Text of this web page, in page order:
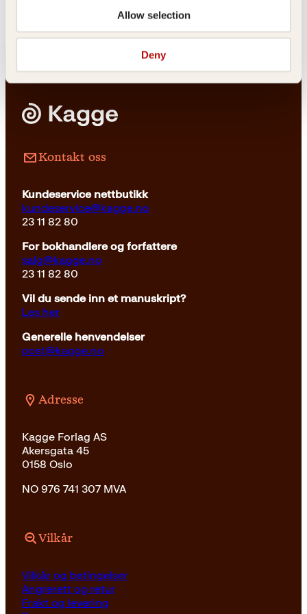
Allow selection
Deny
Kontakt oss
Kundeservice nettbutikk
kundeservice@kagge.no
23 11 82 80
For bokhandlere og forfattere
salg@kagge.no
23 11 82 80
Vil du sende inn et manuskript?
Les her
Generelle henvendelser
post@kagge.no
Adresse
Kagge Forlag AS
Akersgata 45
0158 Oslo
NO 976 741 307 MVA
Vilkår
Vilkår og betingelser
Angrerett og retur
Frakt og levering